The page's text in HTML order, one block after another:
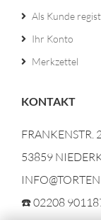
Als Kunde
Ihr Konto
Merkzettel
KONTAKT
FRANKENSTR.
53859
☎️ 02208